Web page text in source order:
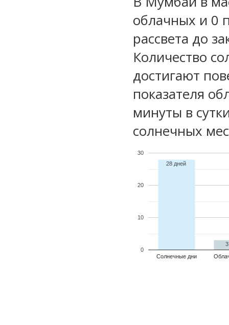
облачных и 0
рассвета до
Количество
достигают
показателя
минуты в
солнечных
Солнечные дни
0
10
20
30
28 дней